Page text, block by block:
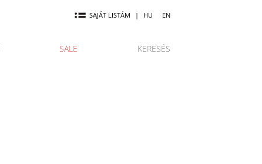
SAJÁT LISTÁM | HU EN
SALE KERESÉS